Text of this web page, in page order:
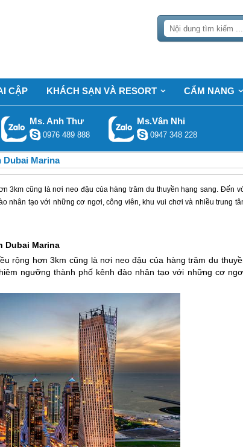
CẬP KHÁCH SẠN VÀ RESORT CẨM NANG
Ms. Anh Thư
0976 489 888
Ms.Vân Nhi
0947 348 228
Dubai Marina
3km cũng là nơi neo đậu của hàng trăm du thuyền hạng sang. Đến
nhân tạo với những cơ ngơi, công viên, khu vui chơi và nhiều trung
Dubai Marina
rộng hơn 3km cũng là nơi neo đậu của hàng trăm du
ngưỡng thành phố kênh đào nhân tạo với những cơ